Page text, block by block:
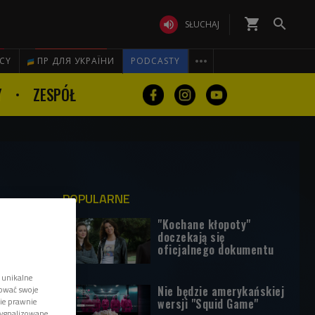
 SŁUCHAJ shopping_cart 
ПР ДЛЯ УКРАЇНИ PODCASTY 
ZESPÓŁ
POPULARNE
"Kochane kłopoty"
doczekają się
oficjalnego dokumentu
Nie będzie amerykańskiej
wersji "Squid Game"
swoje
prawnie